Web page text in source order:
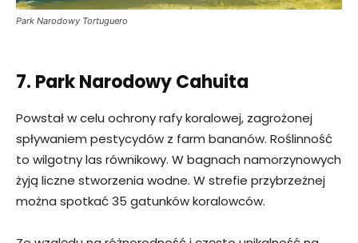
Park Narodowy Tortuguero
7. Park Narodowy Cahuita
Powstał w celu ochrony rafy koralowej, zagrożonej
spływaniem pestycydów z farm bananów. Roślinność
to wilgotny las równikowy. W bagnach namorzynowych
żyją liczne stworzenia wodne. W strefie przybrzeżnej
można spotkać 35 gatunków koralowców.